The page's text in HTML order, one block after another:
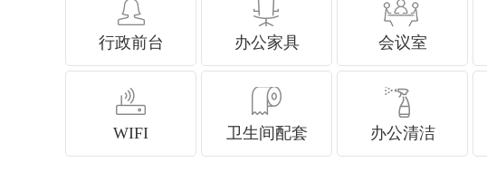
行政前台 办公家具 会议室
WIFI 卫生间配套 办公清洁